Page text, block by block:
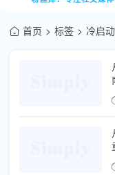
首页 标签 冷启动